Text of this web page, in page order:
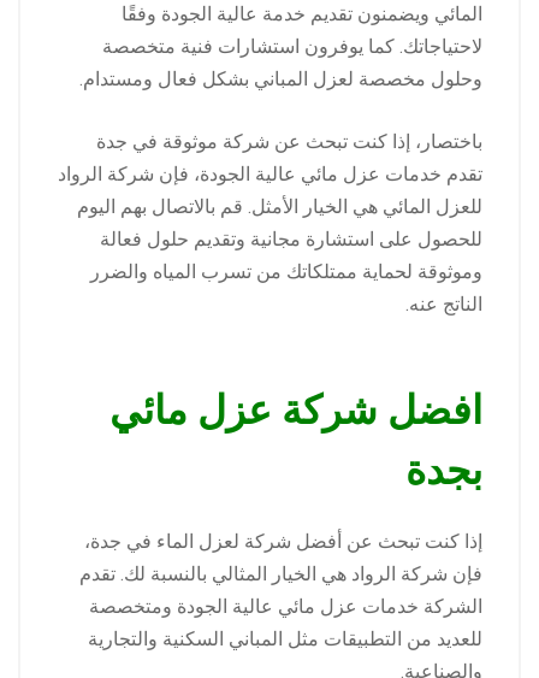
المائي ويضمنون تقديم خدمة عالية الجودة وفقًا
لاحتياجاتك. كما يوفرون استشارات فنية متخصصة
وحلول مخصصة لعزل المباني بشكل فعال ومستدام.
باختصار، إذا كنت تبحث عن شركة موثوقة في جدة
تقدم خدمات عزل مائي عالية الجودة، فإن شركة الرواد
للعزل المائي هي الخيار الأمثل. قم بالاتصال بهم اليوم
للحصول على استشارة مجانية وتقديم حلول فعالة
وموثوقة لحماية ممتلكاتك من تسرب المياه والضرر
الناتج عنه.
افضل شركة عزل مائي
بجدة
إذا كنت تبحث عن أفضل شركة لعزل الماء في جدة،
فإن شركة الرواد هي الخيار المثالي بالنسبة لك. تقدم
الشركة خدمات عزل مائي عالية الجودة ومتخصصة
للعديد من التطبيقات مثل المباني السكنية والتجارية
والصناعية.